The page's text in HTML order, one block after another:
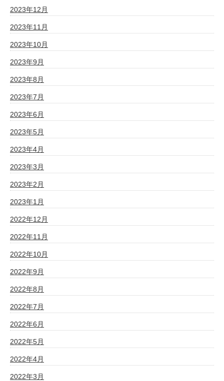
2023年12月
2023年11月
2023年10月
2023年9月
2023年8月
2023年7月
2023年6月
2023年5月
2023年4月
2023年3月
2023年2月
2023年1月
2022年12月
2022年11月
2022年10月
2022年9月
2022年8月
2022年7月
2022年6月
2022年5月
2022年4月
2022年3月